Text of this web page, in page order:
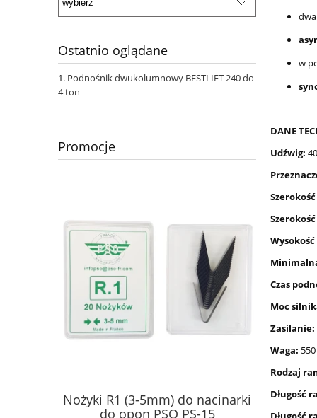
Ostatnio oglądane
Podnośnik dwukolumnowy BESTLIFT 240 do
4 ton
Promocje
do nacinarki
Wyciągarka elektryczna X-BULL
HRW2500A 12V 2500lb 1,1 tony
w
DANE
Udźwig:
Czas
Moc
Zasilanie:
Waga:
Rodzaj
Długość